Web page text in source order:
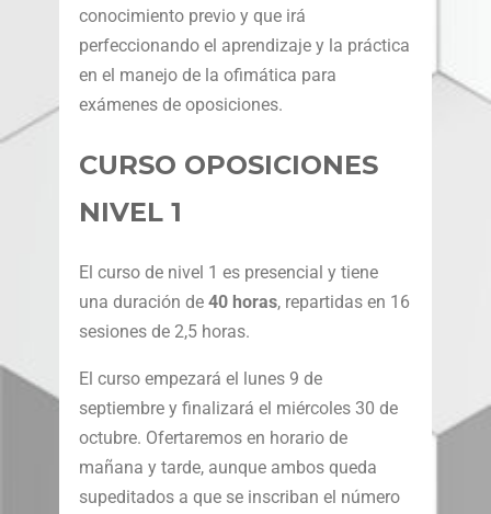
conocimiento previo y que irá
perfeccionando el aprendizaje y la práctica
en el manejo de la ofimática para
exámenes de oposiciones.
CURSO OPOSICIONES
NIVEL 1
El curso de nivel 1 es presencial y tiene
una duración de40 horas, repartidas en 16
sesiones de 2,5 horas.
El curso empezará el lunes 9 de
septiembre y finalizará el miércoles 30 de
octubre. Ofertaremos en horario de
mañana y tarde, aunque ambos queda
supeditados a que se inscriban el número